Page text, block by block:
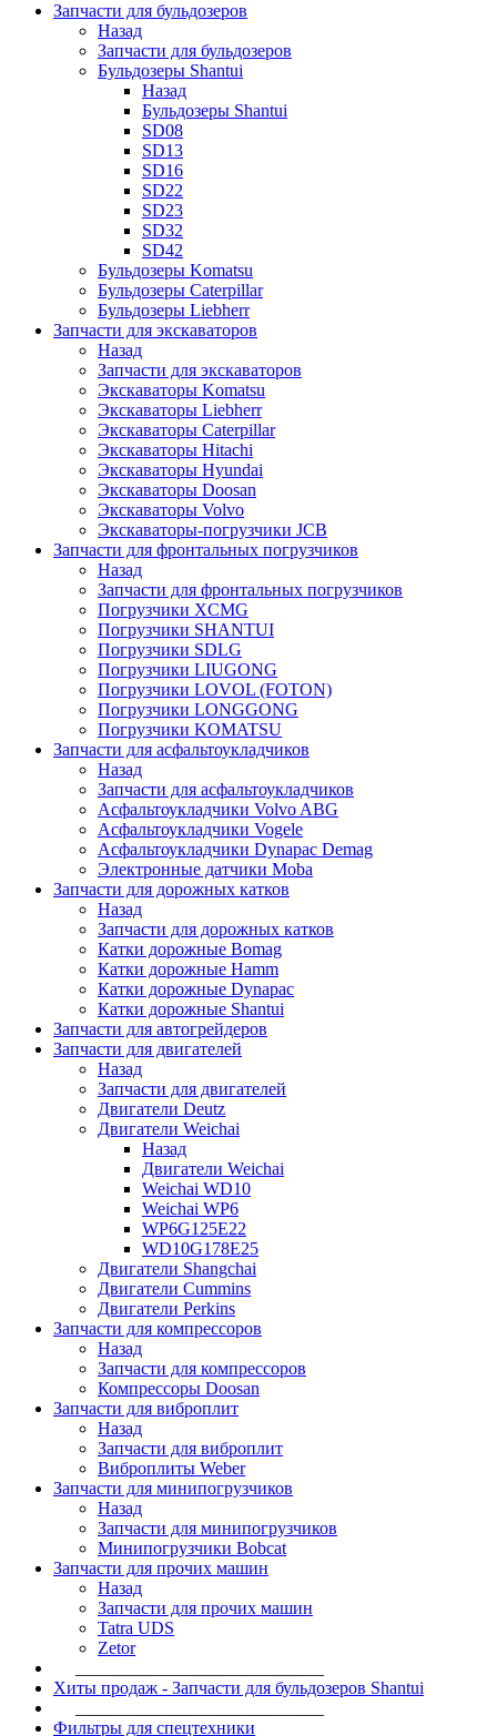
Запчасти для бульдозеров
Назад
Запчасти для бульдозеров
Бульдозеры Shantui
Назад
Бульдозеры Shantui
SD08
SD13
SD16
SD22
SD23
SD32
SD42
Бульдозеры Komatsu
Бульдозеры Caterpillar
Бульдозеры Liebherr
Запчасти для экскаваторов
Назад
Запчасти для экскаваторов
Экскаваторы Komatsu
Экскаваторы Liebherr
Экскаваторы Caterpillar
Экскаваторы Hitachi
Экскаваторы Hyundai
Экскаваторы Doosan
Экскаваторы Volvo
Экскаваторы-погрузчики JCB
Запчасти для фронтальных погрузчиков
Назад
Запчасти для фронтальных погрузчиков
Погрузчики XCMG
Погрузчики SHANTUI
Погрузчики SDLG
Погрузчики LIUGONG
Погрузчики LOVOL (FOTON)
Погрузчики LONGGONG
Погрузчики KOMATSU
Запчасти для асфальтоукладчиков
Назад
Запчасти для асфальтоукладчиков
Асфальтоукладчики Volvo ABG
Асфальтоукладчики Vogele
Асфальтоукладчики Dynapac Demag
Электронные датчики Moba
Запчасти для дорожных катков
Назад
Запчасти для дорожных катков
Катки дорожные Bomag
Катки дорожные Hamm
Катки дорожные Dynapac
Катки дорожные Shantui
Запчасти для автогрейдеров
Запчасти для двигателей
Назад
Запчасти для двигателей
Двигатели Deutz
Двигатели Weichai
Назад
Двигатели Weichai
Weichai WD10
Weichai WP6
WP6G125E22
WD10G178E25
Двигатели Shangchai
Двигатели Cummins
Двигатели Perkins
Запчасти для компрессоров
Назад
Запчасти для компрессоров
Компрессоры Doosan
Запчасти для виброплит
Назад
Запчасти для виброплит
Виброплиты Weber
Запчасти для минипогрузчиков
Назад
Запчасти для минипогрузчиков
Минипогрузчики Bobcat
Запчасти для прочих машин
Назад
Запчасти для прочих машин
Tatra UDS
Zetor
Хиты продаж - Запчасти для бульдозеров Shantui
Фильтры для спецтехники